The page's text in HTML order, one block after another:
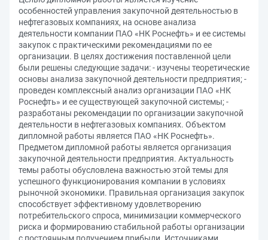
особенностей управления закупочной деятельностью в
нефтегазовых компаниях, на основе анализа
деятельности компании ПАО «НК Роснефть» и ее системы
закупок с практическими рекомендациями по ее
организации. В целях достижения поставленной цели
были решены следующие задачи: - изучены теоретические
основы анализа закупочной деятельности предприятия; -
проведен комплексный анализ организации ПАО «НК
Роснефть» и ее существующей закупочной системы; -
разработаны рекомендации по организации закупочной
деятельности в нефтегазовых компаниях. Объектом
дипломной работы является ПАО «НК Роснефть».
Предметом дипломной работы является организация
закупочной деятельности предприятия. Актуальность
темы работы обусловлена важностью этой темы для
успешного функционирования компании в условиях
рыночной экономики. Правильная организация закупок
способствует эффективному удовлетворению
потребительского спроса, минимизации коммерческого
риска и формированию стабильной работы организации